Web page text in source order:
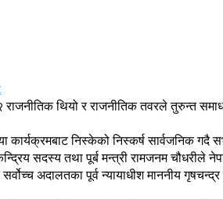
थियो र राजनीतिक तवरले तुरुन्त
निस्केको निस्कर्ष सार्वजनिक गदै
सदस्य तथा पूर्ब मन्त्री रामजनम चौधरीले
अदालतका पूर्व न्यायाधीश माननीय